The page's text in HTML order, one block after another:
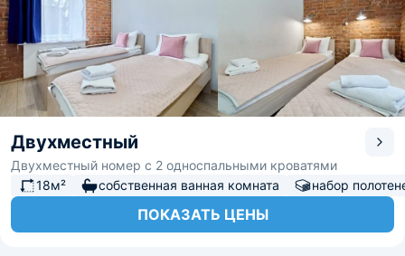
Двухместный
Двухместный номер с 2 односпальными кроватями
18м²
собственная ванная комната набор
ПОКАЗАТЬ ЦЕНЫ